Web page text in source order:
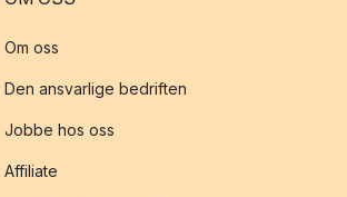
Om oss
Den ansvarlige bedriften
Jobbe hos oss
Affiliate